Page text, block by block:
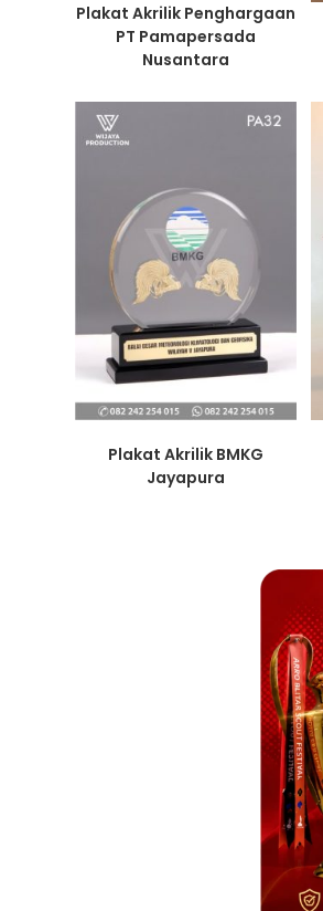
Plakat Akrilik Penghargaan
PT Pamapersada
Nusantara
Plakat Akrilik BMKG
Jayapura